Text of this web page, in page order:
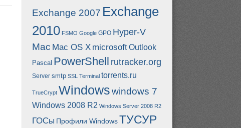
Exchange 2007 Exchange
2010 FSMO Google GPO Hyper-V
Mac Mac OS X microsoftOutlook
Pascal PowerShell rutracker.org
Server smtp SSL Terminal torrents.ru
TrueCrypt Windowswindows 7
Windows 2008 R2 Windows Server 2008 R2
ГОСы Профили WindowsТУСУР